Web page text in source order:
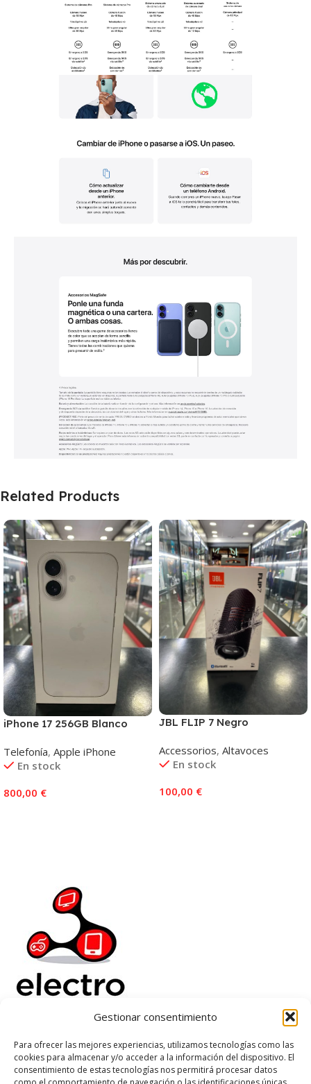
Gestionar consentimiento
Para ofrecer las mejores experiencias, utilizamos tecnologías como las
cookies para almacenar y/o acceder a la información del dispositivo. El
consentimiento de estas tecnologías nos permitirá procesar datos
Related Products
iPhone 17 256GB Blanco
Telefonía, Apple iPhone
En stock
800,00 €
JBL FLIP 7 Negro
Accessorios, Altavoces
En stock
100,00 €
Electrorenover
Ayuda
Legal